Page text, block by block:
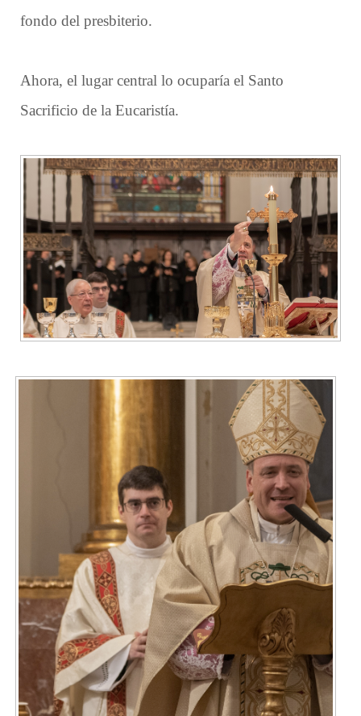
fondo del presbiterio.
Ahora, el lugar central lo ocuparía el Santo
Sacrificio de la Eucaristía.